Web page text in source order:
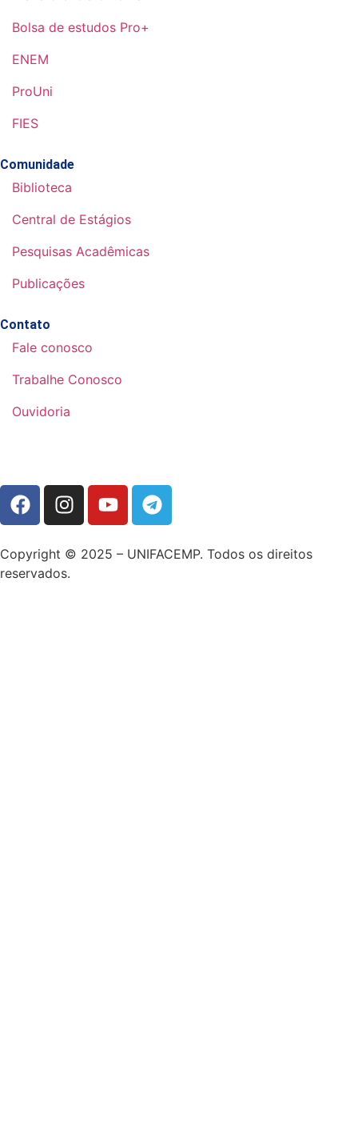
Bolsa de estudos Pro+
ENEM
ProUni
FIES
Comunidade
Biblioteca
Central de Estágios
Pesquisas Acadêmicas
Publicações
Contato
Fale conosco
Trabalhe Conosco
Ouvidoria
Copyright © 2025 – UNIFACEMP. Todos os direitos
reservados.